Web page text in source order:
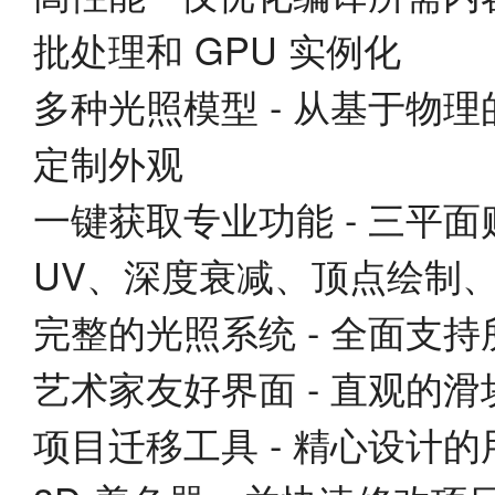
批处理和 GPU 实例化
多种光照模型 - 从基于物
定制外观
一键获取专业功能 - 三平
UV、深度衰减、顶点绘制
完整的光照系统 - 全面支
艺术家友好界面 - 直观的
项目迁移工具 - 精心设计